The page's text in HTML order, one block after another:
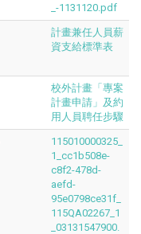
_-1131120.pdf
計畫兼任人員薪
資支給標準表
校外計畫「專案
計畫申請」及約
用人員聘任步驟
115010000325_
1_cc1b508e-
c8f2-478d-
aefd-
95e0798ce31f_
115QA02267_1
_03131547900.